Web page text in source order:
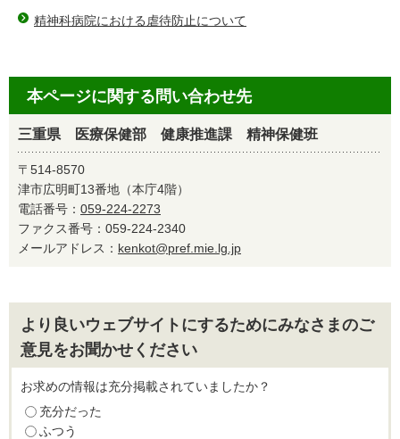
精神科病院における虐待防止について
本ページに関する問い合わせ先
三重県 医療保健部 健康推進課 精神保健班
〒514-8570
津市広明町13番地（本庁4階）
電話番号： 059-224-2273
ファクス番号：059-224-2340
メールアドレス： kenkot@pref.mie.lg.jp
より良いウェブサイトにするためにみなさまのご
意見をお聞かせください
お求めの情報は充分掲載されていましたか？
充分だった
ふつう